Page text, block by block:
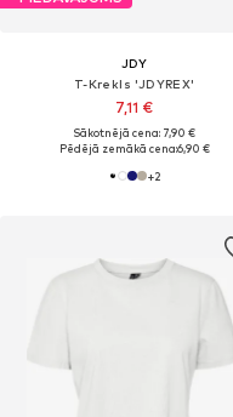
JDY
T-Krekls 'JDYREX'
7,11 €
Sākotnējā cena: 7,90 €
Pēdējā zemākā cena:6,90 €
+2